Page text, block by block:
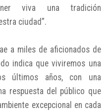
viva una tradición
ciudad”.
a miles de aficionados de
indica que viviremos una
últimos años, con una
respuesta del público que
excepcional en cada